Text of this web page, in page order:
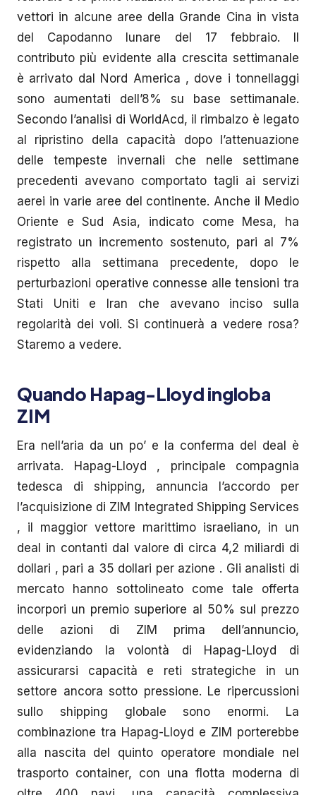
vettori in alcune aree della Grande Cina in vista
del Capodanno lunare del 17 febbraio. Il
contributo più evidente alla crescita settimanale
è arrivato dal Nord America , dove i tonnellaggi
sono aumentati dell’8% su base settimanale.
Secondo l’analisi di WorldAcd, il rimbalzo è legato
al ripristino della capacità dopo l’attenuazione
delle tempeste invernali che nelle settimane
precedenti avevano comportato tagli ai servizi
aerei in varie aree del continente. Anche il Medio
Oriente e Sud Asia, indicato come Mesa, ha
registrato un incremento sostenuto, pari al 7%
rispetto alla settimana precedente, dopo le
perturbazioni operative connesse alle tensioni tra
Stati Uniti e Iran che avevano inciso sulla
regolarità dei voli. Si continuerà a vedere rosa?
Staremo a vedere.
Quando Hapag-Lloyd ingloba
ZIM
Era nell’aria da un po’ e la conferma del deal è
arrivata. Hapag-Lloyd , principale compagnia
tedesca di shipping, annuncia l’accordo per
l’acquisizione di ZIM Integrated Shipping Services
, il maggior vettore marittimo israeliano, in un
deal in contanti dal valore di circa 4,2 miliardi di
dollari , pari a 35 dollari per azione . Gli analisti di
mercato hanno sottolineato come tale offerta
incorpori un premio superiore al 50% sul prezzo
delle azioni di ZIM prima dell’annuncio,
evidenziando la volontà di Hapag-Lloyd di
assicurarsi capacità e reti strategiche in un
settore ancora sotto pressione. Le ripercussioni
sullo shipping globale sono enormi. La
combinazione tra Hapag-Lloyd e ZIM porterebbe
alla nascita del quinto operatore mondiale nel
trasporto container, con una flotta moderna di